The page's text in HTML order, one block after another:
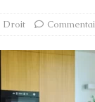
Droit